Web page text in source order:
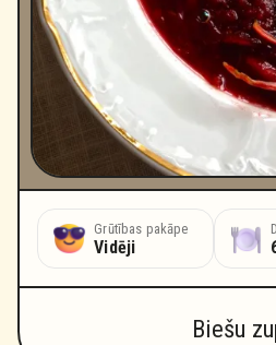
Grūtības pakāpe
Vidēji
Biešu